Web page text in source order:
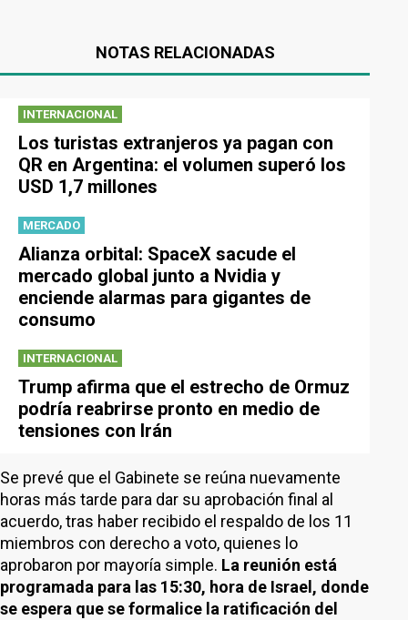
NOTAS RELACIONADAS
INTERNACIONAL
Los turistas extranjeros ya pagan con
QR en Argentina: el volumen superó los
USD 1,7 millones
MERCADO
Alianza orbital: SpaceX sacude el
mercado global junto a Nvidia y
enciende alarmas para gigantes de
consumo
INTERNACIONAL
Trump afirma que el estrecho de Ormuz
podría reabrirse pronto en medio de
tensiones con Irán
Se prevé que el Gabinete se reúna nuevamente
horas más tarde para dar su aprobación final al
acuerdo, tras haber recibido el respaldo de los 11
miembros con derecho a voto, quienes lo
aprobaron por mayoría simple. La reunión está
programada para las 15:30, hora de Israel, donde
se espera que se formalice la ratificación del